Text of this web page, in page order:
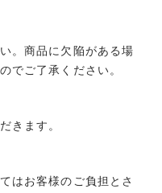
。商品に欠陥がある場
でご了承ください。
きます。
はお客様のご負担とさ